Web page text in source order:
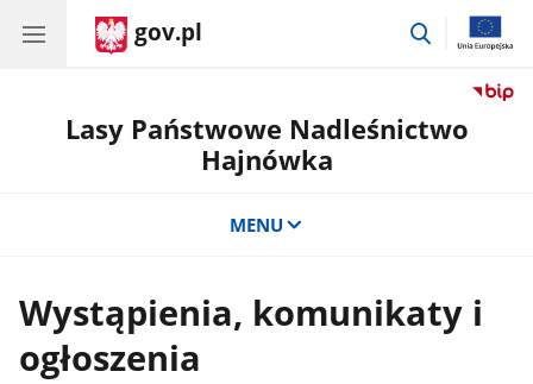
gov.pl
przejdź
Lasy Państwowe Nadleśnictwo
Hajnówka
MENU
Wystąpienia, komunikaty i
ogłoszenia